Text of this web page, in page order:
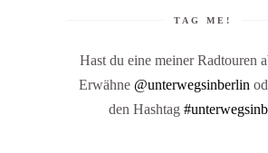
TAG ME!
Hast du eine meiner Radtouren
Erwähne @unterwegsinberlin
den Hashtag